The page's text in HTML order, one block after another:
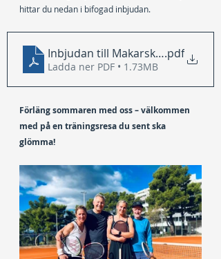
hittar du nedan i bifogad inbjudan.
Inbjudan till Makarska 26-30
.pdf
Ladda ner PDF • 1.73MB
Förläng sommaren med oss – välkommen
med på en träningsresa du sent ska
glömma!